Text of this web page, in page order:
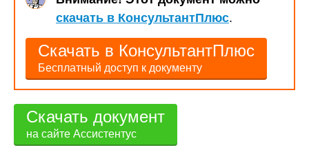
скачать в КонсультантПлюс.
Скачать в КонсультантПлюс
Бесплатный доступ к документу
Скачать документ
на сайте Ассистентус